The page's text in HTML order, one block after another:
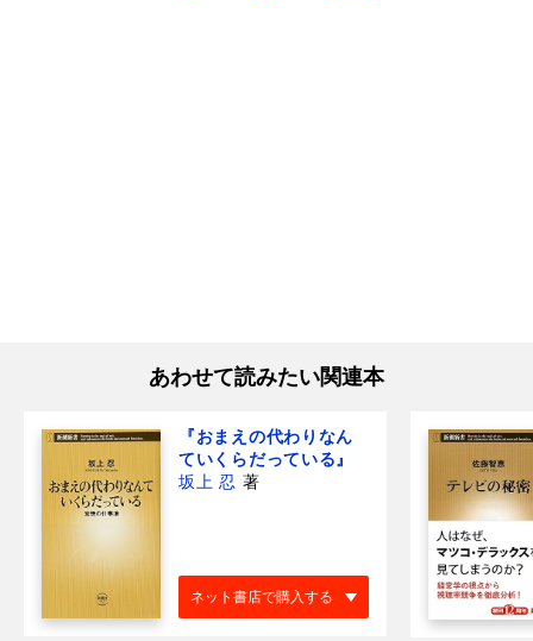
あわせて読みたい関連本
『おまえの代わりなん
ていくらだっている』
坂上 忍 著
ネット書店で購入する